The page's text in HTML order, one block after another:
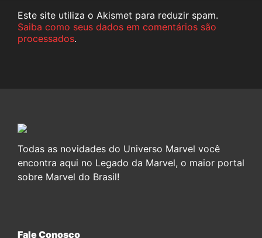
Este site utiliza o Akismet para reduzir spam.
Saiba como seus dados em comentários são
processados.
Todas as novidades do Universo Marvel você
encontra aqui no Legado da Marvel, o maior portal
sobre Marvel do Brasil!
Fale Conosco